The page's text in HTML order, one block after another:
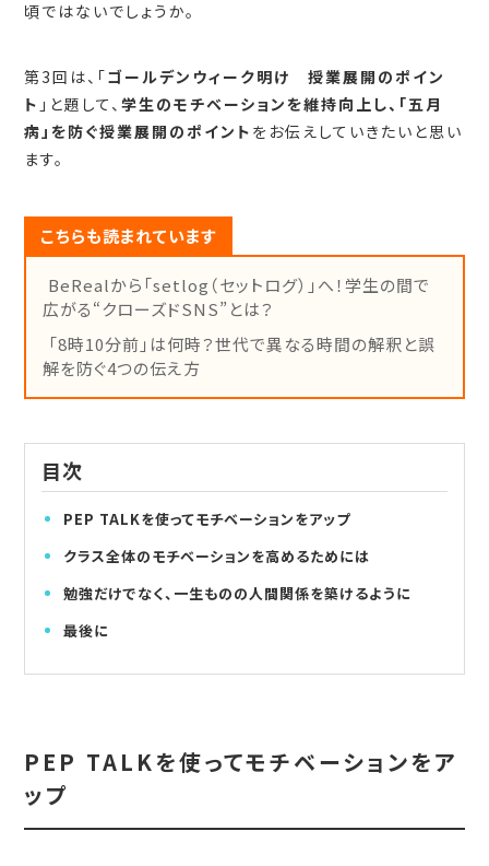
頃ではないでしょうか。
第3回は、「ゴールデンウィーク明け 授業展開のポイン
ト 」と題して、学生のモチベーションを維持向上し、「五月
病」を防ぐ授業展開のポイント をお伝えしていきたいと思い
ます。
こちらも読まれています
BeRealから「setlog（セットログ）」へ！学生の間で
広がる“クローズドSNS”とは？
「8時10分前」は何時？世代で異なる時間の解釈と誤
解を防ぐ4つの伝え方
目次
PEP TALKを使ってモチベーションをアップ
クラス全体のモチベーションを高めるためには
勉強だけでなく、一生ものの人間関係を築けるように
最後に
PEP TALKを使ってモチベーションをア
ップ